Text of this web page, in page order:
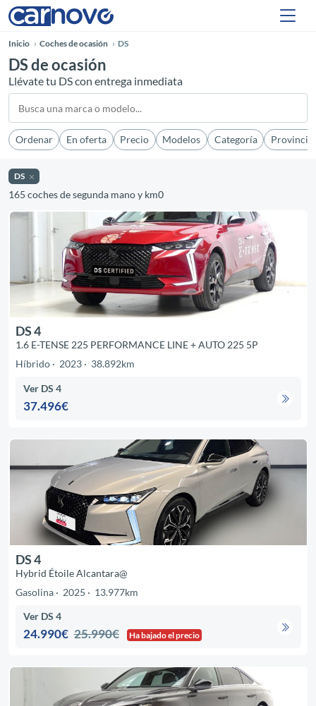
Inicio Coches de ocasión DS
DS de ocasión
Llévate tu DS con entrega inmediata
Ordenar En oferta Precio Modelos Categoría Provincia
DS
165 coches de segunda mano y km0
DS 4
1.6 E-TENSE 225 PERFORMANCE LINE + AUTO 225 5P
Híbrido
2023 38.892km
Ver DS 4
37.496€
DS 4
Hybrid Étoile Alcantara@
Gasolina
2025 13.977km
Ver DS 4
24.990€ 25.990€ Ha bajado el precio